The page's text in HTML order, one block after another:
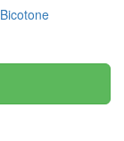
Bicotone